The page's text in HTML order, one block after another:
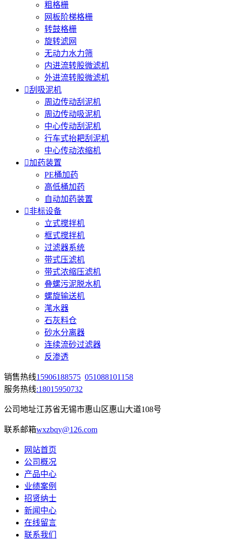
粗格栅
网板阶梯格栅
转鼓格栅
旋转滤网
无动力水力筛
内进流转股微滤机
外进流转股微滤机
刮吸泥机
周边传动刮泥机
周边传动吸泥机
中心传动刮泥机
行车式抬耙刮泥机
中心传动浓缩机
加药装置
PE桶加药
高低桶加药
自动加药装置
非标设备
立式搅拌机
框式搅拌机
过滤器系统
带式压滤机
带式浓缩压滤机
叠螺污泥脱水机
螺旋输送机
滗水器
石灰料仓
砂水分离器
连续流砂过滤器
反渗透
销售热线15906188575 051088101158
服务热线:18015950732
公司地址江苏省无锡市惠山区惠山大道108号
联系邮箱wxzbqy@126.com
网站首页
公司概况
产品中心
业绩案例
招贤纳士
新闻中心
在线留言
联系我们